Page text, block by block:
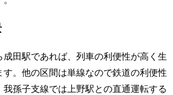
田駅であれば、列車の利便性が高く生
。他の区間は単線なので鉄道の利便性
孫子支線では上野駅との直通運転する